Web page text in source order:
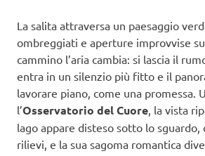
La salita attraversa un paesaggio
ombreggiati e aperture improvvise
cammino l’aria cambia: si lascia il
entra in un silenzio più fitto e il
lavorare piano, come una promessa.
l’Osservatorio del Cuore, la vista
lago appare disteso sotto lo sguardo,
rilievi, e la sua sagoma romantica